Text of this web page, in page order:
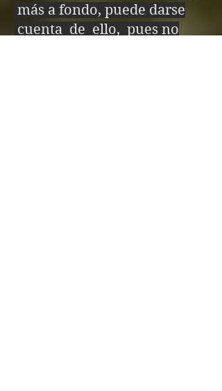
Si bien es mal y mal
más a fondo, puede darse
cuenta de ello, pues no